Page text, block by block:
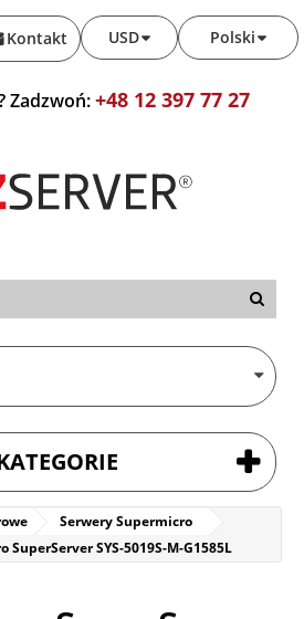
Polski
USD
Kontakt
Zadzwoń:+48 12 397 77 27
Serwery Supermicro
SuperServer SYS-5019S-M-G1585L